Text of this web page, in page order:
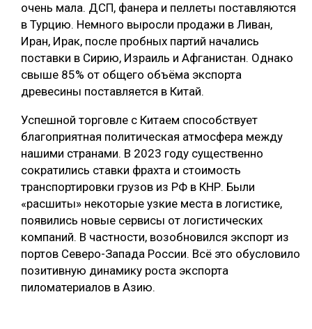
очень мала. ДСП, фанера и пеллеты поставляются
в Турцию. Немного выросли продажи в Ливан,
Иран, Ирак, после пробных партий начались
поставки в Сирию, Израиль и Афганистан. Однако
свыше 85% от общего объёма экспорта
древесины поставляется в Китай.
Успешной торговле с Китаем способствует
благоприятная политическая атмосфера между
нашими странами. В 2023 году существенно
сократились ставки фрахта и стоимость
транспортировки грузов из РФ в КНР. Были
«расшиты» некоторые узкие места в логистике,
появились новые сервисы от логистических
компаний. В частности, возобновился экспорт из
портов Северо-Запада России. Всё это обусловило
позитивную динамику роста экспорта
пиломатериалов в Азию.